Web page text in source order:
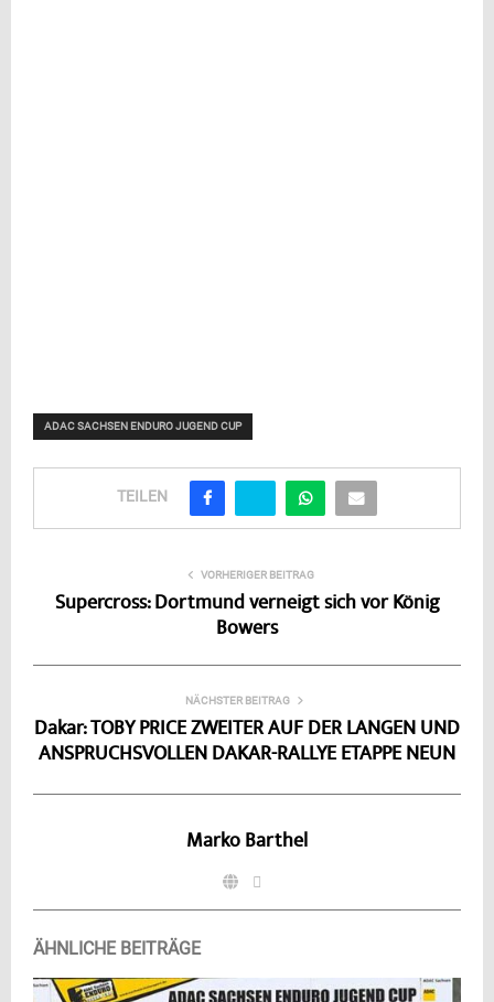
ADAC SACHSEN ENDURO JUGEND CUP
TEILEN
VORHERIGER BEITRAG
Supercross: Dortmund verneigt sich vor König
Bowers
NÄCHSTER BEITRAG
Dakar: TOBY PRICE ZWEITER AUF DER LANGEN UND
ANSPRUCHSVOLLEN DAKAR-RALLYE ETAPPE NEUN
Marko Barthel
ÄHNLICHE BEITRÄGE